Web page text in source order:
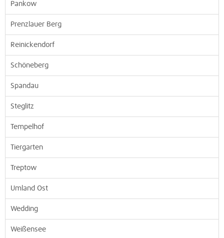
Pankow
Prenzlauer Berg
Reinickendorf
Schöneberg
Spandau
Steglitz
Tempelhof
Tiergarten
Treptow
Umland Ost
Wedding
Weißensee